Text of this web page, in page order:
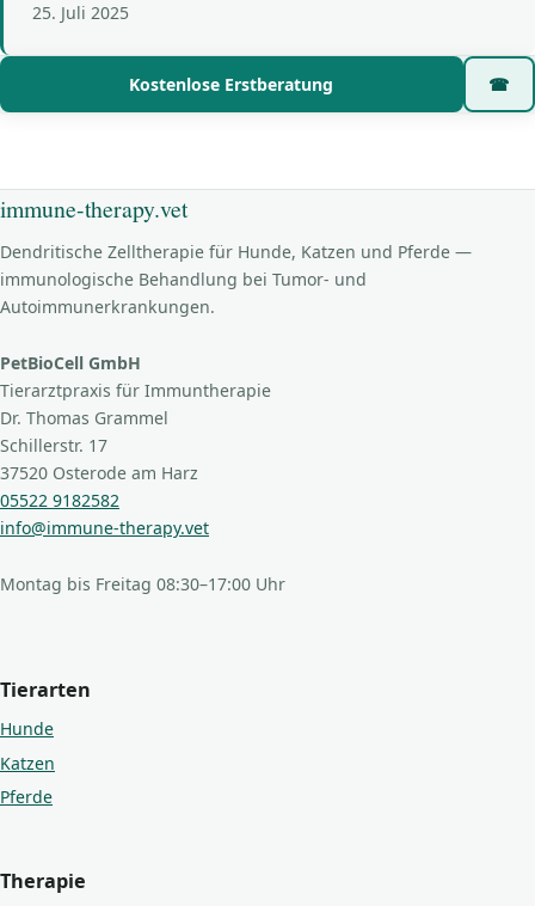
25. Juli 2025
Kostenlose Erstberatung ☎
immune-therapy.vet
Dendritische Zelltherapie für Hunde, Katzen und Pferde —
immunologische Behandlung bei Tumor- und
Autoimmunerkrankungen.
PetBioCell GmbH
Tierarztpraxis für Immuntherapie
Dr. Thomas Grammel
Schillerstr. 17
37520 Osterode am Harz
05522 9182582
info@immune-therapy.vet
Montag bis Freitag 08:30–17:00 Uhr
Tierarten
Hunde
Katzen
Pferde
Therapie